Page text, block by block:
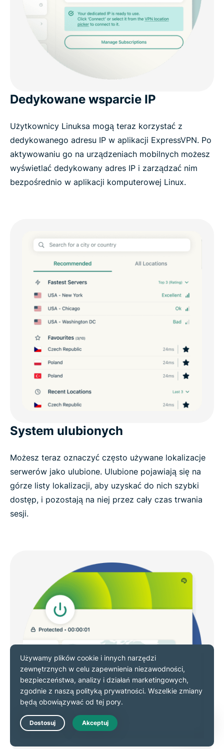
Dedykowane wsparcie IP
Użytkownicy Linuksa mogą teraz korzystać z
dedykowanego adresu IP w aplikacji ExpressVPN. Po
aktywowaniu go na urządzeniach mobilnych możesz
wyświetlać dedykowany adres IP i zarządzać nim
bezpośrednio w aplikacji komputerowej Linux.
System ulubionych
Możesz teraz oznaczyć często używane lokalizacje
serwerów jako ulubione. Ulubione pojawiają się na
górze listy lokalizacji, aby uzyskać do nich szybki
dostęp, i pozostają na niej przez cały czas trwania
sesji.